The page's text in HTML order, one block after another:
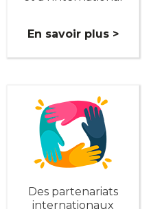
En savoir plus >
Des partenariats
internationaux